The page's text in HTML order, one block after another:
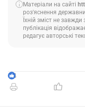
Матеріали на сайті
роз'яснення
Їхній зміст не
публікація
редагує авторські
4